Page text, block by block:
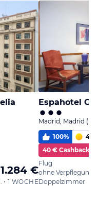
1.284 €
• 1 WOCHE
Espahotel
Madrid, Madrid
100% 4,0
40 € Cashback
Flug
ohne Verpflegung
Doppelzimmer